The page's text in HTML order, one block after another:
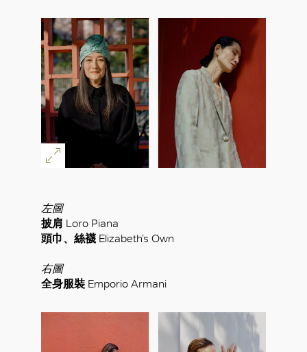
左圖
披肩 Loro Piana
頭巾、絲襪Elizabeth’s Own
右圖
全身服裝 Emporio Armani